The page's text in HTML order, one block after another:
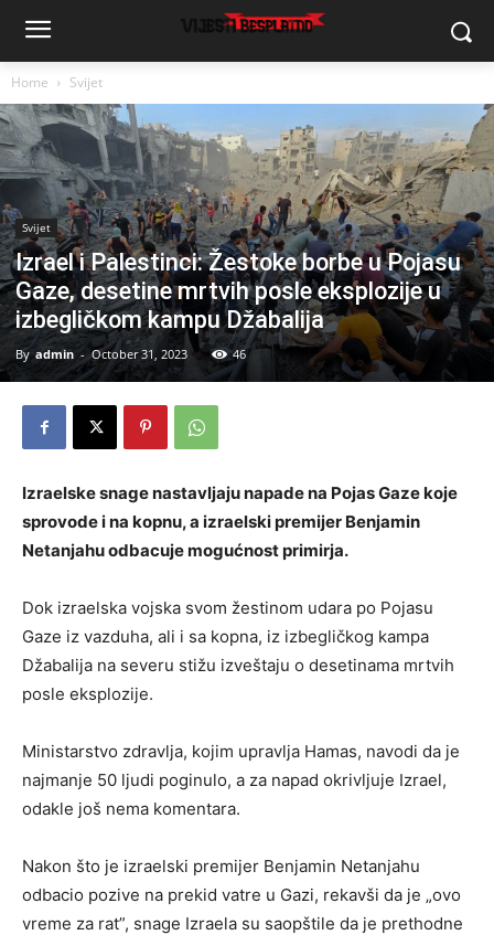
Home Svijet
Svijet
Izrael i Palestinci: Žestoke borbe u Pojasu
Gaze, desetine mrtvih posle eksplozije u
izbegličkom kampu Džabalija
By admin - October 31, 2023 46
Izraelske snage nastavljaju napade na Pojas Gaze koje
sprovode i na kopnu, a izraelski premijer Benjamin
Netanjahu odbacuje mogućnost primirja.
Dok izraelska vojska svom žestinom udara po Pojasu
Gaze iz vazduha, ali i sa kopna, iz izbegličkog kampa
Džabalija na severu stižu izveštaju o desetinama mrtvih
posle eksplozije.
Ministarstvo zdravlja, kojim upravlja Hamas, navodi da je
najmanje 50 ljudi poginulo, a za napad okrivljuje Izrael,
odakle još nema komentara.
Nakon što je izraelski premijer Benjamin Netanjahu
odbacio pozive na prekid vatre u Gazi, rekavši da je „ovo
vreme za rat”, snage Izraela su saopštile da je prethodne